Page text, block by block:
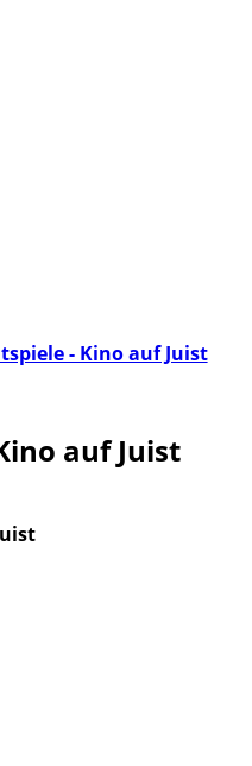
- Kino auf Juist
auf Juist